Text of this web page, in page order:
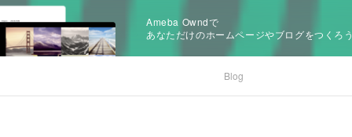
Ameba Owndで
あなただけのホームページやブログをつくろう
Blog